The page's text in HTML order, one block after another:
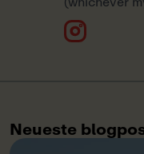
Neueste